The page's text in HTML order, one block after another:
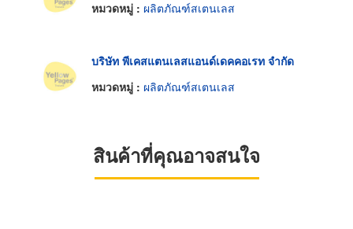
หมวดหมู่ : ผลิตภัณฑ์สเตนเลส
บริษัท พีเคสแตนเลสแอนด์เดคคอเรท จำกัด
หมวดหมู่ : ผลิตภัณฑ์สเตนเลส
สินค้าที่คุณอาจสนใจ